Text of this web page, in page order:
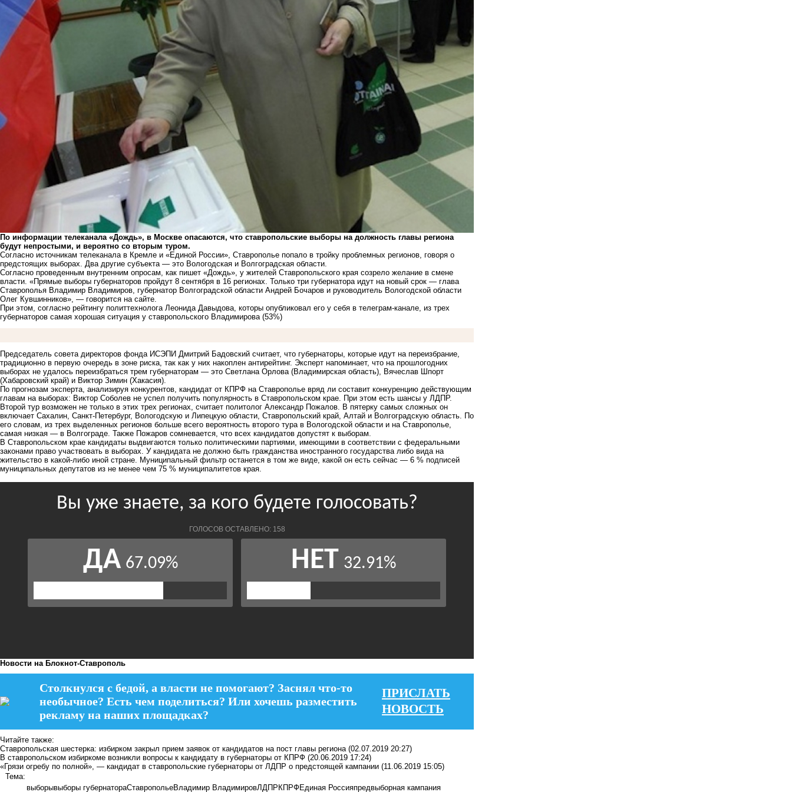
По информации телеканала «Дождь», в Москве опасаются, что ставропольские выборы на должность главы региона
будут непростыми, и вероятно со вторым туром.
Согласно источникам телеканала в Кремле и «Единой России», Ставрополье попало в тройку проблемных регионов, говоря о
предстоящих выборах. Два другие субъекта — это Вологодская и Волгоградская области.
Согласно проведенным внутренним опросам, как пишет «Дождь» , у жителей Ставропольского края созрело желание в смене
власти. «Прямые выборы губернаторов пройдут 8 сентября в 16 регионах. Только три губернатора идут на новый срок — глава
Ставрополья Владимир Владимиров, губернатор Волгоградской области Андрей Бочаров и руководитель Вологодской области
Олег Кувшинников», — говорится на сайте.
При этом, согласно рейтингу политтехнолога Леонида Давыдова, которы опубликовал его у себя в телеграм-канале, из трех
губернаторов самая хорошая ситуация у ставропольского Владимирова (53%)
Председатель совета директоров фонда ИСЭПИ Дмитрий Бадовский считает, что губернаторы, которые идут на переизбрание,
традиционно в первую очередь в зоне риска, так как у них накоплен антирейтинг. Эксперт напоминает, что на прошлогодних
выборах не удалось переизбраться трем губернаторам — это Светлана Орлова (Владимирская область), Вячеслав Шпорт
(Хабаровский край) и Виктор Зимин (Хакасия).
По прогнозам эксперта, анализируя конкурентов, кандидат от КПРФ на Ставрополье вряд ли составит конкуренцию действующим
главам на выборах: Виктор Соболев не успел получить популярность в Ставропольском крае. При этом есть шансы у ЛДПР.
Второй тур возможен не только в этих трех регионах, считает политолог Александр Пожалов. В пятерку самых сложных он
включает Сахалин, Санкт-Петербург, Вологодскую и Липецкую области, Ставропольский край, Алтай и Волгоградскую область. По
его словам, из трех выделенных регионов больше всего вероятность второго тура в Вологодской области и на Ставрополье,
самая низкая — в Волгограде. Также Пожаров сомневается, что всех кандидатов допустят к выборам.
В Ставропольском крае кандидаты выдвигаются только политическими партиями, имеющими в соответствии с федеральными
законами право участвовать в выборах. У кандидата не должно быть гражданства иностранного государства либо вида на
жительство в какой-либо иной стране. Муниципальный фильтр останется в том же виде, какой он есть сейчас — 6 % подписей
муниципальных депутатов из не менее чем 75 % муниципалитетов края.
Новости на Блoкнoт-Ставрополь
Столкнулся с бедой, а власти не помогают? Заснял что-то
необычное? Есть чем поделиться? Или хочешь разместить
рекламу на наших площадках?
ПРИСЛАТЬ
НОВОСТЬ
Читайте также:
Ставропольская шестерка: избирком закрыл прием заявок от кандидатов на пост главы региона (02.07.2019 20:27)
В ставропольском избиркоме возникли вопросы к кандидату в губернаторы от КПРФ (20.06.2019 17:24)
«Грязи огребу по полной», — кандидат в ставропольские губернаторы от ЛДПР о предстоящей кампании (11.06.2019 15:05)
Тема:
выборывыборы губернатораСтавропольеВладимир ВладимировЛДПР КПРФЕдиная Россияпредвыборная кампания